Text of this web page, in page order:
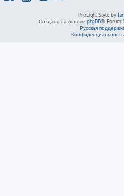
ProLight Style by
Создано на основе phpBB® Forum
Русская
Конфиденциальность